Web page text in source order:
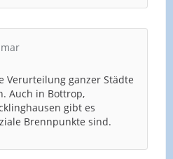
Verurteilung ganzer Städte
Auch in Bottrop,
gibt es
Brennpunkte sind.